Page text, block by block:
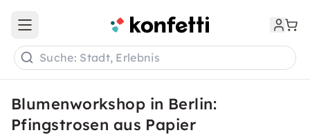
Open main menu
Suche: Stadt, Erlebnis
Blumenworkshop in Berlin:
Pfingstrosen aus Papier